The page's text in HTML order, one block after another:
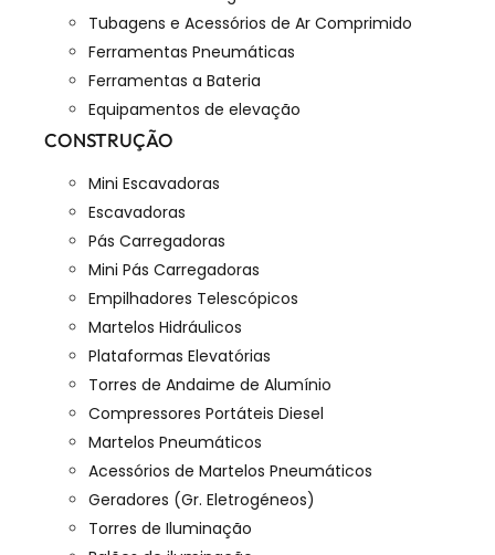
Tubagens e Acessórios de Ar Comprimido
Ferramentas Pneumáticas
Ferramentas a Bateria
Equipamentos de elevação
CONSTRUÇÃO
Mini Escavadoras
Escavadoras
Pás Carregadoras
Mini Pás Carregadoras
Empilhadores Telescópicos
Martelos Hidráulicos
Plataformas Elevatórias
Torres de Andaime de Alumínio
Compressores Portáteis Diesel
Martelos Pneumáticos
Acessórios de Martelos Pneumáticos
Geradores (Gr. Eletrogéneos)
Torres de Iluminação